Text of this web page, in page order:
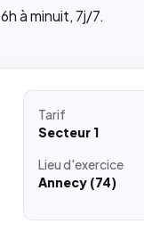
à minuit, 7j/7.
Tarif
Secteur 1
Lieud'exercice
Annecy (74)